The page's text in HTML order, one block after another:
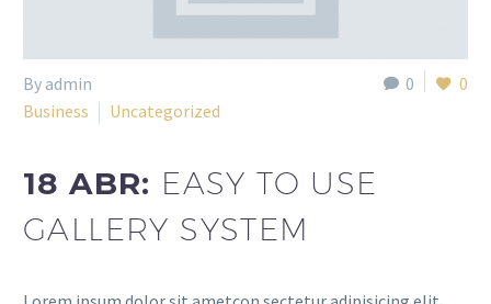
0 0
By admin
Business
Uncategorized
18 ABR: EASY TO USE
GALLERY SYSTEM